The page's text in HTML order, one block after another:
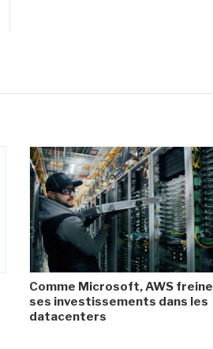
Comme Microsoft, AWS freine
ses investissements dans les
datacenters